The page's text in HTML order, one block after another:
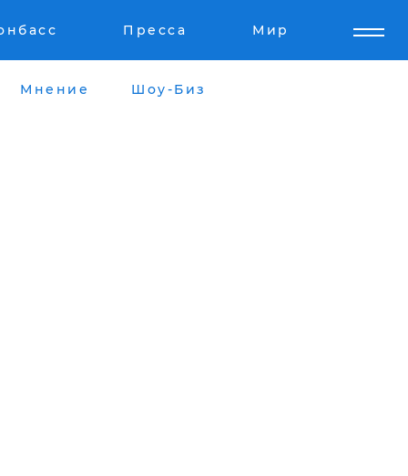
Пресса Мир
Мнение Шоу-Биз